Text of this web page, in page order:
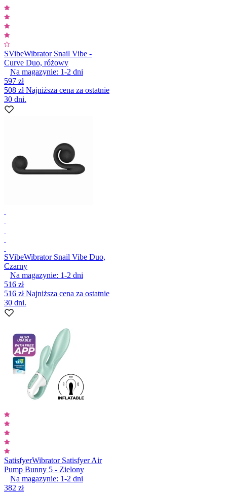
SVibeWibrator Snail Vibe -
Curve Duo, różowy
Na magazynie: 1-2 dni
597 zł
508 złNajniższa cena za ostatnie
30 dni.
SVibeWibrator Snail Vibe Duo,
Czarny
Na magazynie: 1-2 dni
516 zł
516 złNajniższa cena za ostatnie
30 dni.
SatisfyerWibrator Satisfyer Air
Pump Bunny 5 - Zielony
Na magazynie: 1-2 dni
382 zł